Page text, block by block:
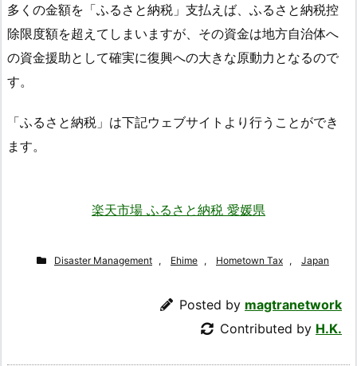
多くの金額を「ふるさと納税」支払えば、ふるさと納税控
除限度額を超えてしまいますが、その資金は地方自治体へ
の資金援助として確実に復興への大きな原動力となるので
す。
「ふるさと納税」は下記ウェブサイトより行うことができ
ます。
楽天市場 ふるさと納税 愛媛県
Disaster Management , Ehime , Hometown Tax , Japan
Posted by magtranetwork
Contributed by H.K.